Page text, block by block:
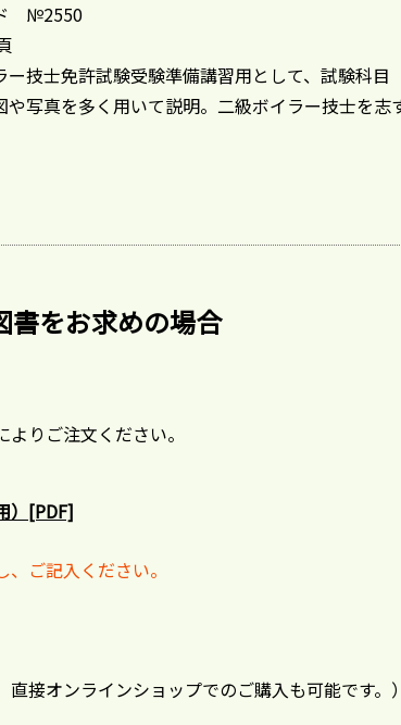
№2550
ー技士免許試験受験準備講習用として、試験科
や写真を多く用いて説明。二級ボイラー技士を志
書をお求めの場合
りご注文ください。
）[PDF]
ご記入ください。
接オンラインショップでのご購入も可能です。）